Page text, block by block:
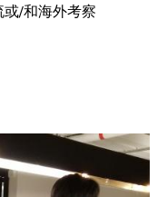
/和海外考察